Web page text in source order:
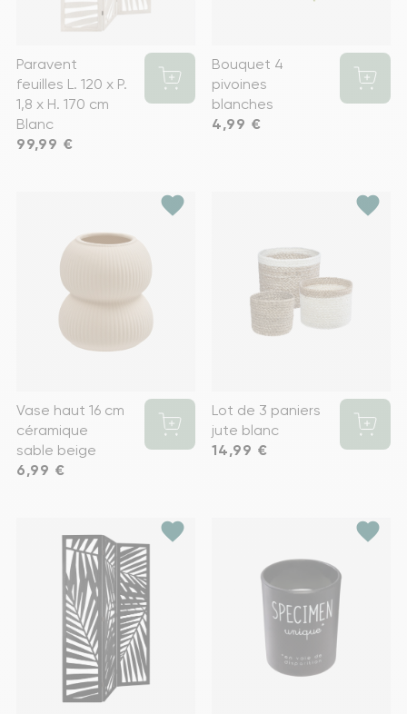
Paravent
feuilles L. 120 x P.
1,8 x H. 170 cm
Blanc
Prix
99,99 €
Bouquet 4
pivoines
blanches
Prix
4,99 €
favorite
Vase haut 16 cm
céramique
sable beige
Prix
6,99 €
favorite
Lot de 3 paniers
jute blanc
Prix
14,99 €
favorite favorite